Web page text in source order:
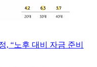
, “노후 대비 자금 준비